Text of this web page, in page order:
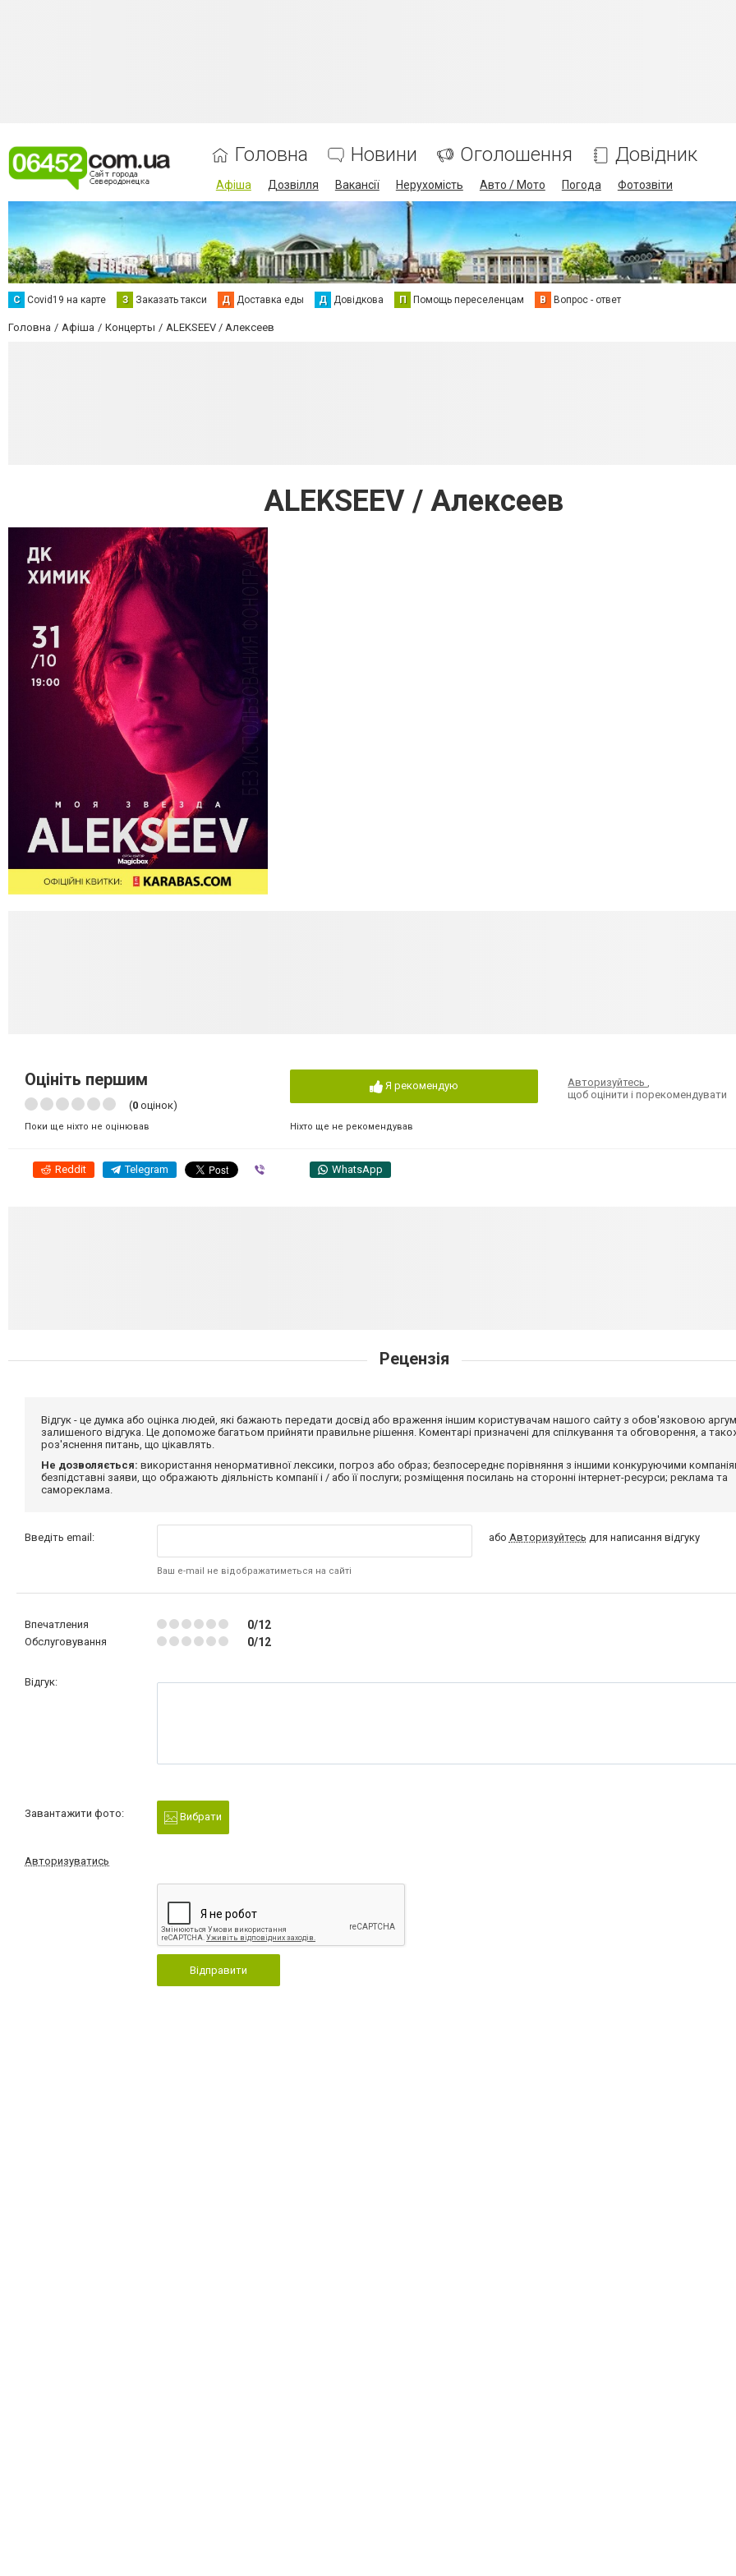
Головна Новини Оголошення Довідник
Афіша Дозвілля Вакансії Нерухомість Авто / Мото Погода Фотозвіти
С Сovid19 на карте З Заказать такси Д Доставка еды Д Довідкова П Помощь переселенцам В Вопрос - ответ
Головна Афіша Концерты ALEKSEEV / Алексеев
ALEKSEEV / Алексеев
Оцініть першим
(0 оцінок)
Поки ще ніхто не оцінював
Я рекомендую
Ніхто ще не рекомендував
Авторизуйтесь,
щоб оцінити і порекомендувати
Reddit Telegram WhatsApp
Рецензія
Відгук - це думка або оцінка людей, які бажають передати досвід або враження іншим користувачам нашого сайту з обов'язковою
залишеного відгука. Це допоможе багатьом прийняти правильне рішення. Коментарі призначені для спілкування та обговорення, а
роз'яснення питань, що цікавлять.
Не дозволяється: використання ненормативної лексики, погроз або образ; безпосереднє порівняння з іншими конкуруючими
безпідставні заяви, що ображають діяльність компанії і / або її послуги; розміщення посилань на сторонні інтернет-ресурси; реклама та
самореклама.
Введіть email:
Ваш e-mail не відображатиметься на сайті
або Авторизуйтесь для написання відгуку
Впечатления 0/12
Обслуговування 0/12
Відгук:
Завантажити фото: Вибрати
Авторизуватись
Відправити